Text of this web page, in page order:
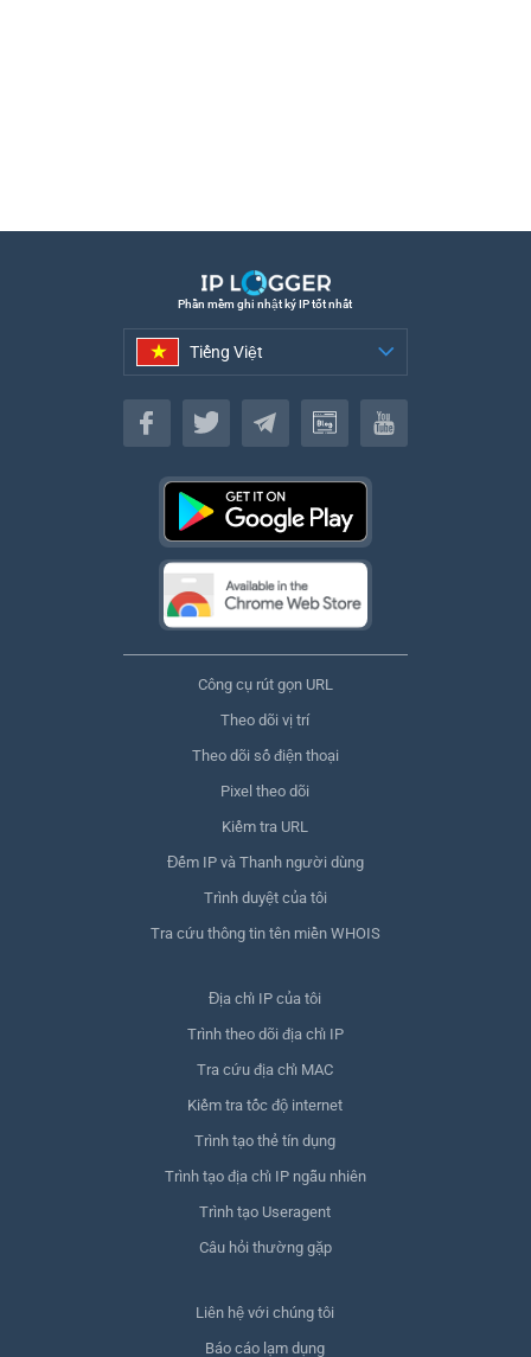
Phần mềm ghi nhật ký IP tốt nhất
Tiếng Việt
Tiếng Việt
Công cụ rút gọn URL
Theo dõi vị trí
Theo dõi số điện thoại
Pixel theo dõi
Kiểm tra URL
Đếm IP và Thanh người dùng
Trình duyệt của tôi
Tra cứu thông tin tên miền WHOIS
Địa chỉ IP của tôi
Trình theo dõi địa chỉ IP
Tra cứu địa chỉ MAC
Kiểm tra tốc độ internet
Trình tạo thẻ tín dụng
Trình tạo địa chỉ IP ngẫu nhiên
Trình tạo Useragent
Câu hỏi thường gặp
Liên hệ với chúng tôi
Báo cáo lạm dụng